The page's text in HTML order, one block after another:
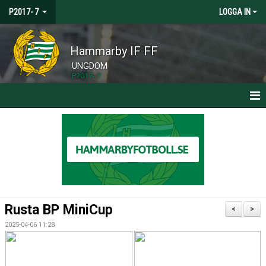
P2017- 7 LOGGA IN
Hammarby IF FF
UNGDOM
P2017- 7
TRUPPEN
>
<
Rusta BP MiniCup
2025-04-06 11:28